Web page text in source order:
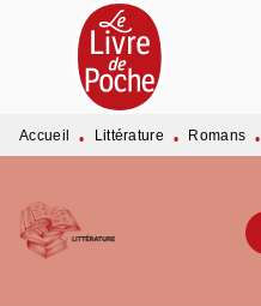
MENU RECHERCHE
PIED DE PAGE
Accueil • Littérature • Romans •